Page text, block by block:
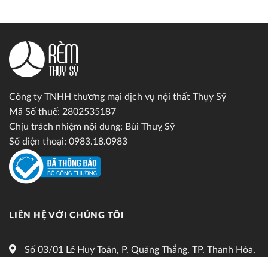
Công ty TNHH thương mại dịch vụ nội thất Thụy Sỹ
Mã Số thuế: 2802535187
Chịu trách nhiệm nội dung: Bùi Thuỵ Sỹ
Số điện thoại: 0983.18.0983
LIÊN HỆ VỚI CHÚNG TÔI
Số 03/01 Lê Huy Toán, P. Quảng Thắng, TP. Thanh Hóa.